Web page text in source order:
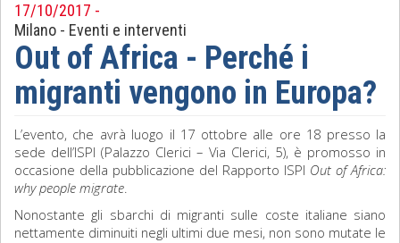
Politica
Sociologia
Filosofia
Storia
Matematica
Diritto
17/10/2017 -
Milano - Eventi e interventi
Out of Africa - Perché i
migranti vengono in Europa?
L’evento, che avrà luogo il 17 ottobre alle ore 18 presso la
sede dell’ISPI (Palazzo Clerici – Via Clerici, 5), è promosso in
occasione della pubblicazione del Rapporto ISPI Out of Africa:
why people migrate.
Nonostante gli sbarchi di migranti sulle coste italiane siano
nettamente diminuiti negli ultimi due mesi, non sono mutate le